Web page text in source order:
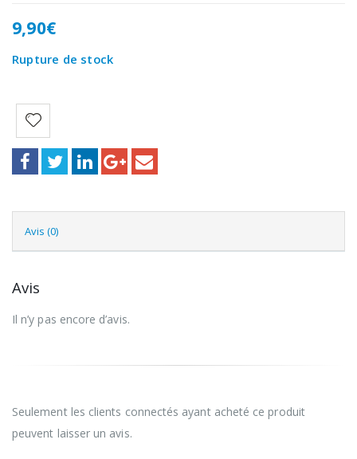
9,90€
Rupture de stock
Avis (0)
Avis
Il n’y pas encore d’avis.
Seulement les clients connectés ayant acheté ce produit
peuvent laisser un avis.